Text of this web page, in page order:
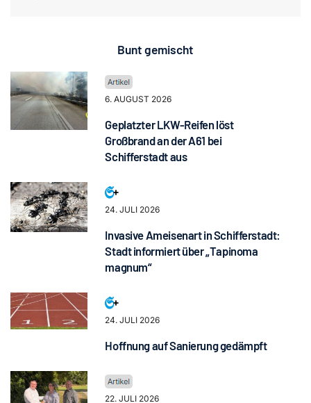
Bunt gemischt
6. AUGUST 2026
Geplatzter LKW-Reifen löst
Großbrand an der A61 bei
Schifferstadt aus
24. JULI 2026
Invasive Ameisenart in Schifferstadt:
Stadt informiert über „Tapinoma
magnum“
24. JULI 2026
Hoffnung auf Sanierung gedämpft
22. JULI 2026